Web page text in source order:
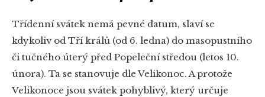
Třídenní svátek nemá pevné datum, slaví se
kdykoliv od Tří králů (od 6. ledna) do masopustního
či tučného úterý před Popeleční středou (letos 10.
února). Ta se stanovuje dle Velikonoc. A protože
Velikonoce jsou svátek pohyblivý, který určuje